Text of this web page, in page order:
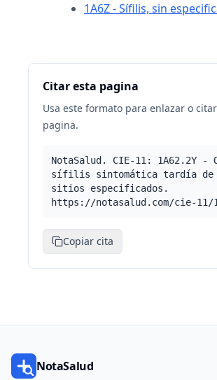
1A6Z - Sífilis, sin
Citar esta pagina
Usa este formato para enlazar o
pagina.
NotaSalud. CIE-11: 1A62.2Y -
sífilis sintomática tardía de
sitios especificados.
https://notasalud.com/cie-11/
Copiar cita
NotaSalud